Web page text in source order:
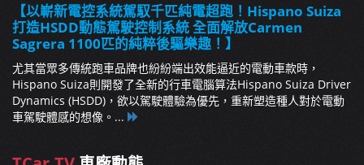
【以嶄新電控系統駕馭千匹純電超跑！Hispano Suiza
打造HSDD動態駕駛控制系統 全面解放Carmen
Sagrera 1100匹的純粹後驅樂趣！】
尤其當眾多傳統跑車品牌也紛紛端出效能逼近的電動車款時，
Hispano Suiza則開發了全新的行車電腦算法Hispano Suiza Driver
Dynamics (HSDD)，欲以駕駛體驗為優先，重新塑造種人對於電動
車駕駛體感的想像。...